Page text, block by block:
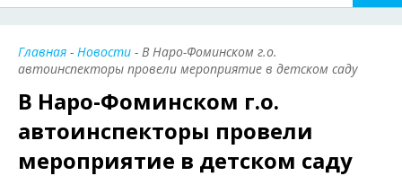
Главная - Новости - В Наро-Фоминском г.о.
автоинспекторы провели мероприятие в детском саду
В Наро-Фоминском г.о.
автоинспекторы провели
мероприятие в детском саду